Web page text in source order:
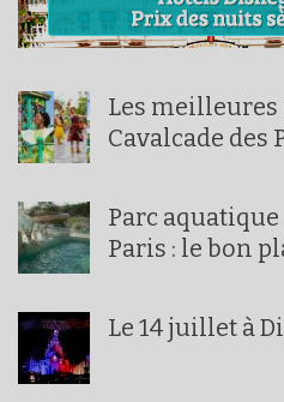
Les meilleures
Cavalcade des
Parc
Paris : le bon
Le 14 juillet à